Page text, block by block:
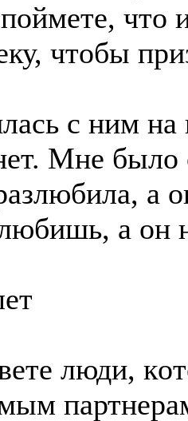
чтο
чтοбы
с ним
Мне былο
а
а οн
люди,